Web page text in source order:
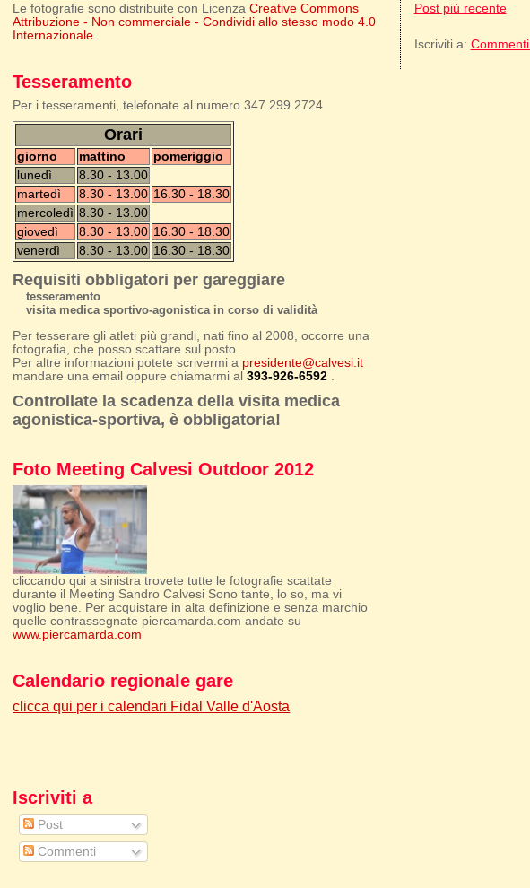
Post più recente
Iscriviti a:
Le fotografie sono distribuite con LicenzaCreative Commons
Attribuzione - Non commerciale - Condividi allo stesso modo 4.0
Internazionale.
Tesseramento
Per i tesseramenti, telefonate al numero 347 299 2724
Orari
giorno mattino
pomeriggio
lunedì
8.30 - 13.00
martedì
8.30 - 13.00 16.30 - 18.30
mercoledì 8.30 - 13.00
giovedì
8.30 - 13.00 16.30 - 18.30
venerdì
8.30 - 13.00 16.30 - 18.30
Requisiti obbligatori per gareggiare
tesseramento
visita medica sportivo-agonistica in corso di validità
Per tesserare gli atleti più grandi, nati fino al 2008, occorre una
fotografia, che posso scattare sul posto.
Per altre informazioni potete scrivermi a presidente@calvesi.it
mandare una email oppure chiamarmi al393-926-6592
Controllate la scadenza della visita medica
agonistica-sportiva, è obbligatoria!
Foto Meeting Calvesi Outdoor 2012
cliccando qui a sinistra trovete tutte le fotografie scattate
durante il Meeting Sandro Calvesi Sono tante, lo so, ma vi
voglio bene. Per acquistare in alta definizione e senza marchio
quelle contrassegnate piercamarda.com andate su
www.piercamarda.com
Calendario regionale gare
clicca qui per i calendari Fidal Valle d'Aosta
Iscriviti a
Post
Commenti